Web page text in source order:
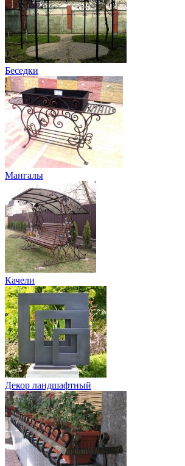
Беседки
Мангалы
Качели
Декор ландшафтный